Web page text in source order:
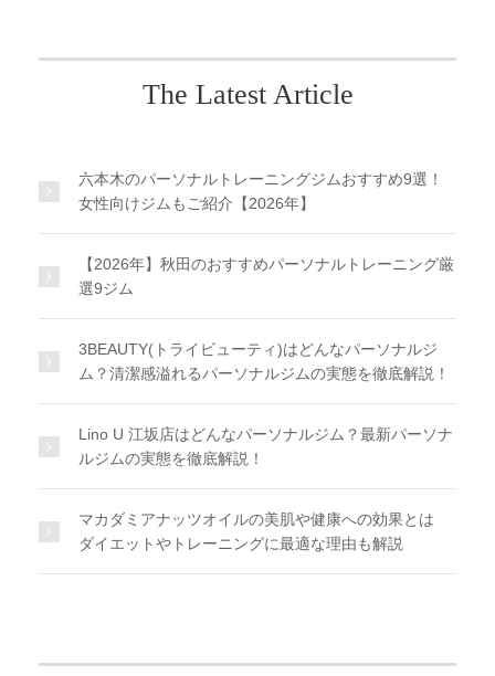
The Latest Article
六本木のパーソナルトレーニングジムおすすめ9選！
女性向けジムもご紹介【2026年】
【2026年】秋田のおすすめパーソナルトレーニング厳
選9ジム
3BEAUTY(トライビューティ)はどんなパーソナルジ
ム？清潔感溢れるパーソナルジムの実態を徹底解説！
Lino U 江坂店はどんなパーソナルジム？最新パーソナ
ルジムの実態を徹底解説！
マカダミアナッツオイルの美肌や健康への効果とは
ダイエットやトレーニングに最適な理由も解説